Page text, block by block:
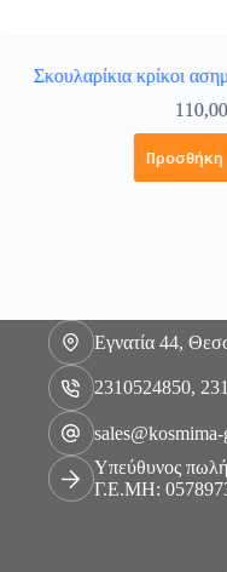
Σκουλαρίκια κρίκοι
Εγνατία 44,
2310524850,
Υπεύθυνος
Γ.Ε.ΜΗ: